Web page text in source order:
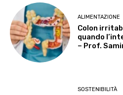
ALIMENTAZIONE
Colon
quando
– Prof.
SOSTENIBILITÀ